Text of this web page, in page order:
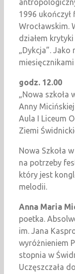
1996
Wrocławskim.
działem
„Dykcja”. Jako
miesięcznikami
godz. 12.00
„Nowa szkoła
Anny Micińskiej
Aula I Liceum
Ziemi
Nowa Szkoła
na potrzeby
który jest
melodii.
Anna Maria
poetka.
im. Jana
wyróżnieniem
stopnia w
Uczęszczała